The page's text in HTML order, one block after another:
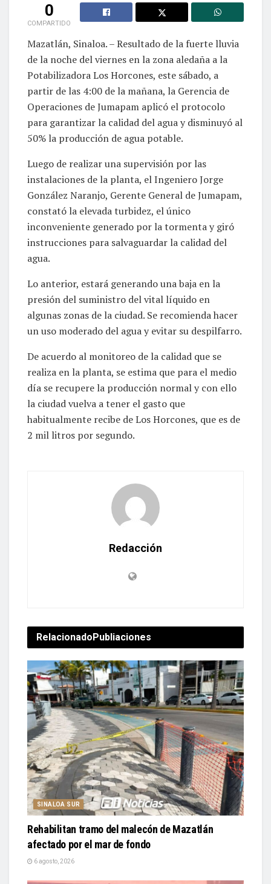
0
COMPARTIDO
Mazatlán, Sinaloa. – Resultado de la fuerte lluvia
de la noche del viernes en la zona aledaña a la
Potabilizadora Los Horcones, este sábado, a
partir de las 4:00 de la mañana, la Gerencia de
Operaciones de Jumapam aplicó el protocolo
para garantizar la calidad del agua y disminuyó al
50% la producción de agua potable.
Luego de realizar una supervisión por las
instalaciones de la planta, el Ingeniero Jorge
González Naranjo, Gerente General de Jumapam,
constató la elevada turbidez, el único
inconveniente generado por la tormenta y giró
instrucciones para salvaguardar la calidad del
agua.
Lo anterior, estará generando una baja en la
presión del suministro del vital líquido en
algunas zonas de la ciudad. Se recomienda hacer
un uso moderado del agua y evitar su despilfarro.
De acuerdo al monitoreo de la calidad que se
realiza en la planta, se estima que para el medio
día se recupere la producción normal y con ello
la ciudad vuelva a tener el gasto que
habitualmente recibe de Los Horcones, que es de
2 mil litros por segundo.
Redacción
RelacionadoPubliaciones
SINALOA SUR
Rehabilitan tramo del malecón de Mazatlán
afectado por el mar de fondo
6 agosto, 2026